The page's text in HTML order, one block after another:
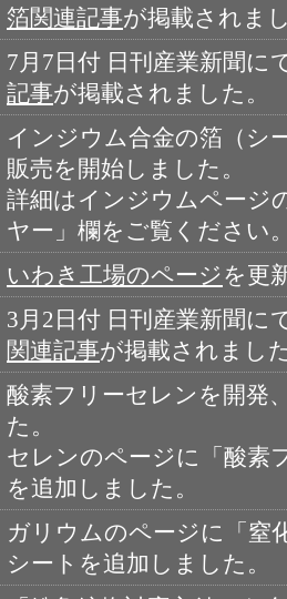
箔関連記事が掲載されま
7月7日付 日刊産業新聞に
記事が掲載されました。
インジウム合金の箔（シ
販売を開始しました。
詳細はインジウムページ
ヤー」欄をご覧ください
いわき工場のページを更
3月2日付 日刊産業新聞に
関連記事が掲載されまし
酸素フリーセレンを開発
た。
セレンのページに「酸素
を追加しました。
ガリウムのページに「窒
シートを追加しました。